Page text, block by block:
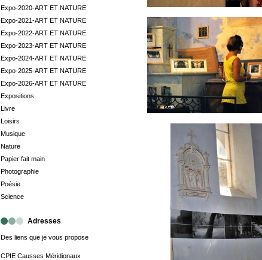
Expo-2020-ART ET NATURE
Expo-2021-ART ET NATURE
Expo-2022-ART ET NATURE
Expo-2023-ART ET NATURE
Expo-2024-ART ET NATURE
Expo-2025-ART ET NATURE
Expo-2026-ART ET NATURE
Expositions
Livre
Loisirs
Musique
Nature
Papier fait main
Photographie
Poésie
Science
Adresses
Des liens que je vous propose
CPIE Causses Méridionaux